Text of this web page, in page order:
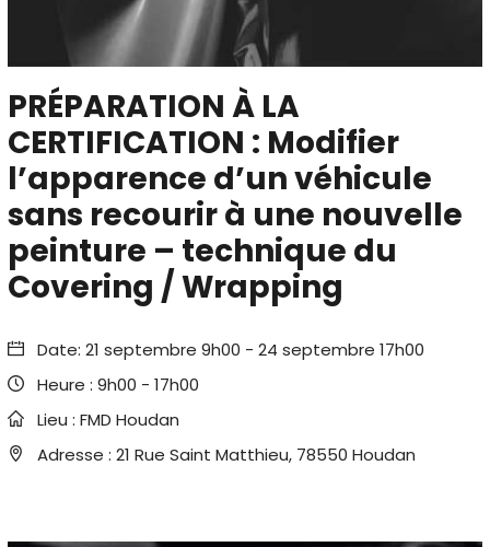
PRÉPARATION À LA
CERTIFICATION : Modifier
l’apparence d’un véhicule
sans recourir à une nouvelle
peinture – technique du
Covering / Wrapping
Date: 21 septembre 9h00 -24 septembre 17h00
Heure : 9h00 - 17h00
Lieu : FMD Houdan
Adresse : 21 Rue Saint Matthieu, 78550 Houdan